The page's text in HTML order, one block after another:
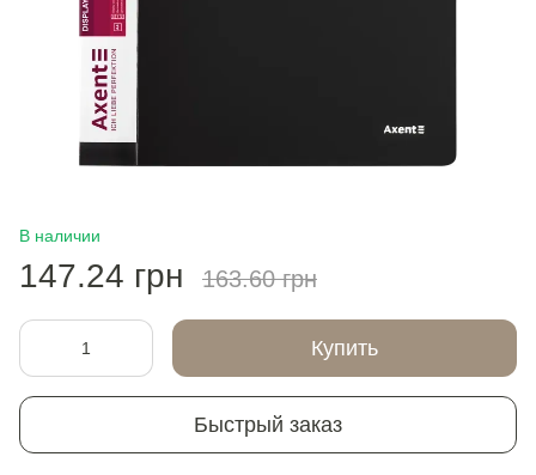
В наличии
147.24 грн 163.60 грн
Купить
Быстрый заказ